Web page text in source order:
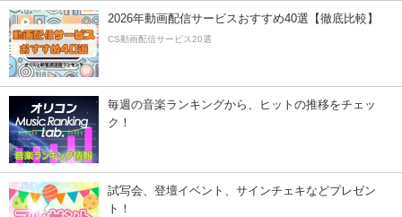
2026年動画配信サービスおすすめ40選【徹底比較】
CS動画配信サービス20選
毎週の音楽ランキングから、ヒットの推移をチェッ
ク！
試写会、登壇イベント、サインチェキなどプレゼン
ト！